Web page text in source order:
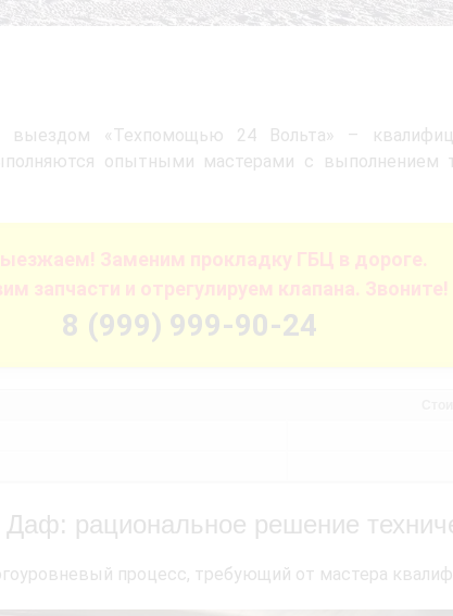
«Техпомощью 24 Вольта» –
опытными мастерами с выполнением
Заменим прокладку ГБЦ в дороге.
запчасти и отрегулируем клапана. Звоните!
8 (999) 999-90-24
рациональное решение
процесс, требующий от мастера